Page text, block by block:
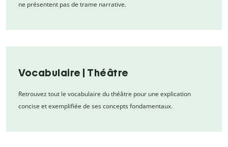
ne présentent pas de trame narrative.
Vocabulaire | Théâtre
Retrouvez tout le vocabulaire du théâtre pour une explication
concise et exemplifiée de ses concepts fondamentaux.